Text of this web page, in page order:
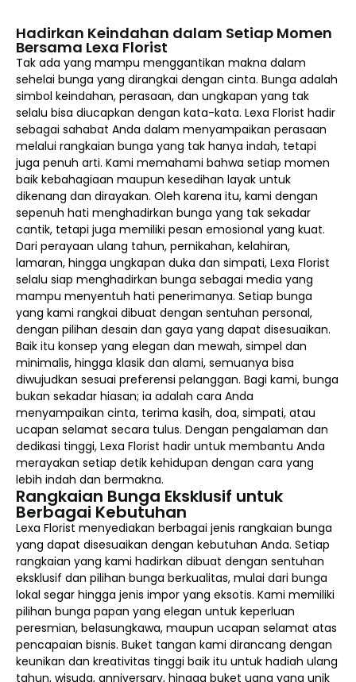
Hadirkan Keindahan dalam Setiap Momen
Bersama Lexa Florist
Tak ada yang mampu menggantikan makna dalam
sehelai bunga yang dirangkai dengan cinta. Bunga adalah
simbol keindahan, perasaan, dan ungkapan yang tak
selalu bisa diucapkan dengan kata-kata. Lexa Florist hadir
sebagai sahabat Anda dalam menyampaikan perasaan
melalui rangkaian bunga yang tak hanya indah, tetapi
juga penuh arti. Kami memahami bahwa setiap momen
baik kebahagiaan maupun kesedihan layak untuk
dikenang dan dirayakan. Oleh karena itu, kami dengan
sepenuh hati menghadirkan bunga yang tak sekadar
cantik, tetapi juga memiliki pesan emosional yang kuat.
Dari perayaan ulang tahun, pernikahan, kelahiran,
lamaran, hingga ungkapan duka dan simpati, Lexa Florist
selalu siap menghadirkan bunga sebagai media yang
mampu menyentuh hati penerimanya. Setiap bunga
yang kami rangkai dibuat dengan sentuhan personal,
dengan pilihan desain dan gaya yang dapat disesuaikan.
Baik itu konsep yang elegan dan mewah, simpel dan
minimalis, hingga klasik dan alami, semuanya bisa
diwujudkan sesuai preferensi pelanggan. Bagi kami, bunga
bukan sekadar hiasan; ia adalah cara Anda
menyampaikan cinta, terima kasih, doa, simpati, atau
ucapan selamat secara tulus. Dengan pengalaman dan
dedikasi tinggi, Lexa Florist hadir untuk membantu Anda
merayakan setiap detik kehidupan dengan cara yang
lebih indah dan bermakna.
Rangkaian Bunga Eksklusif untuk
Berbagai Kebutuhan
Lexa Florist menyediakan berbagai jenis rangkaian bunga
yang dapat disesuaikan dengan kebutuhan Anda. Setiap
rangkaian yang kami hadirkan dibuat dengan sentuhan
eksklusif dan pilihan bunga berkualitas, mulai dari bunga
lokal segar hingga jenis impor yang eksotis. Kami memiliki
pilihan bunga papan yang elegan untuk keperluan
peresmian, belasungkawa, maupun ucapan selamat atas
pencapaian bisnis. Buket tangan kami dirancang dengan
keunikan dan kreativitas tinggi baik itu untuk hadiah ulang
tahun, wisuda, anniversary, hingga buket uang yang unik